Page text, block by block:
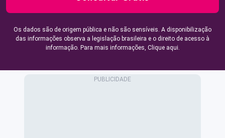
Os dados são de origem pública e não são sensíveis. A disponibilização
das informações observa a legislação brasileira e o direito de acesso à
informação. Para mais informações, Clique aqui.